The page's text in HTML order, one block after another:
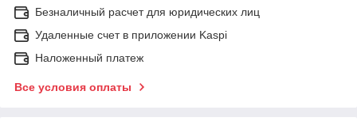
Безналичный расчет для юридических лиц
Удаленные счет в приложении Kaspi
Наложенный платеж
Все условия оплаты